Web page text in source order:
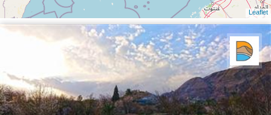
Leaflet
دریاچه کویر